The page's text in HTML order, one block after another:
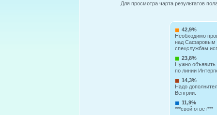
Для просмотра чарта результатов
42,9%
Необходимо
над Сафаровым
спецслужбам
23,8%
Нужно
по линии
14,3%
Надо
Венгрии.
11,9%
***свой ответ***